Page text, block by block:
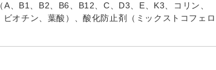
、B1、B2、B6、B12、C、D3、E、K3、コリン、
オチン、葉酸）、酸化防止剤（ミックストコフェロ